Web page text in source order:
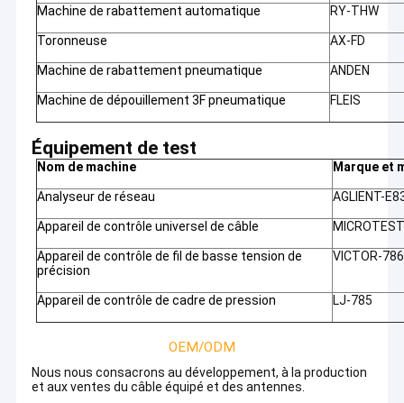
Maison
Produits
Vidéos
Au sujet de nous
nouvelles
Machine de rabattement automatique RY-THW
Toronneuse AX-FD
Machine de rabattement pneumatique ANDEN
Machine de dépouillement 3F pneumatique FLEIS
Équipement de test
Nom de machine Marque et
Analyseur de réseau AGLIENT-
Appareil de contrôle universel de câble
Appareil de contrôle de fil de basse tension de
précision
VICTOR-786
Appareil de contrôle de cadre de pression LJ-785
OEM/ODM
Nous nous consacrons au développement, à la production
et aux ventes du câble équipé et des antennes.
Zhangjiagang
de câblage concevants et de fabrications de communication.
1. Câblage de l'assemblée harness&Cable :
Harnais de fil électrique, câble de LVDS/LCD, cable électrique,
câble d'USB, câble de commucation, câble de rf, câble plat plat,
câble équipé et harnais fait sur commande de fil, etc.
2. Large variété d'antennes d'OEM et d'ODM :
VHF, fréquence ultra-haute, Wi-Fi, 3G, 4G, 5G, RFID, ISM, NB-IOT,
GPS, GLONASS, BEIDOU etc.
« L'intégrité pragmatique, le meilleur service », espèrent